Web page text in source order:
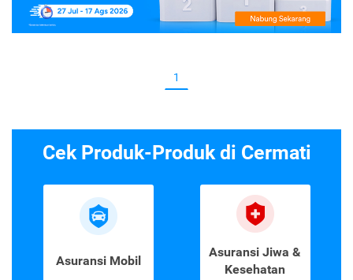
1
Cek Produk-Produk di Cermati
Asuransi Mobil
Asuransi Jiwa &
Kesehatan